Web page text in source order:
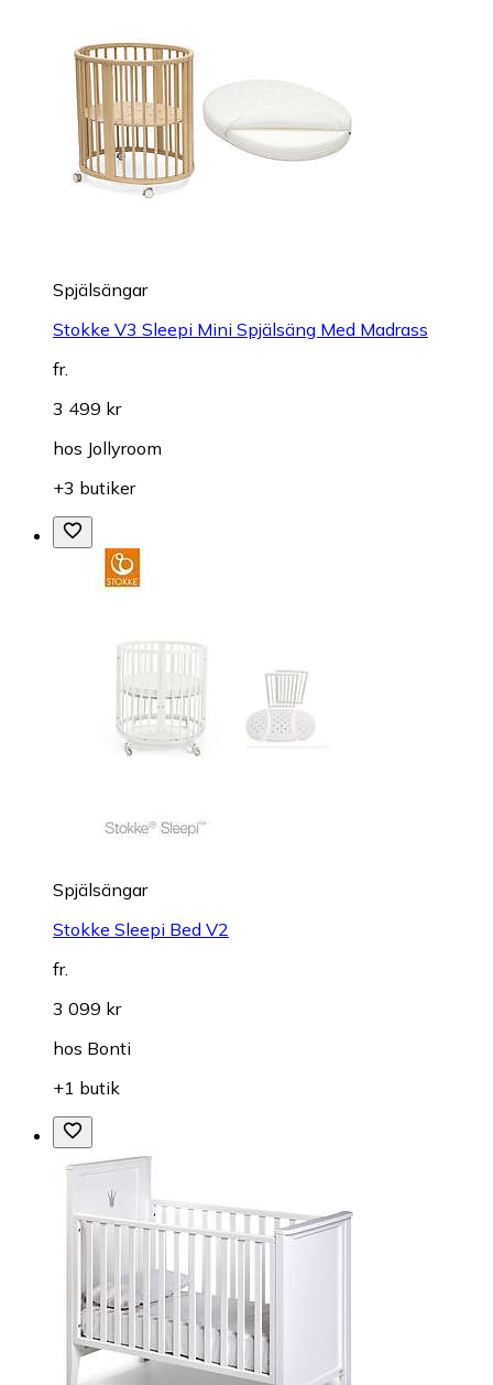
Spjälsängar
Stokke V3 Sleepi Mini Spjälsäng Med Madrass
fr.
3 499 kr
hos Jollyroom
+3 butiker
Spjälsängar
Stokke Sleepi Bed V2
fr.
3 099 kr
hos Bonti
+1 butik